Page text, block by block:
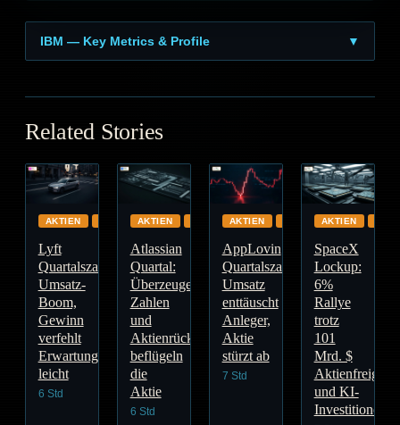
IBM — Key Metrics & Profile ▼
Related Stories
AKTIEN GLOBAL
Lyft
Quartalszahlen:
Umsatz-
Boom,
Gewinn
verfehlt
Erwartungen
leicht
6 Std
AKTIEN
Atlassian
Quartal:
Überzeugende
Zahlen
und
Aktienrückkauf
beflügeln
die
Aktie
6 Std
AKTIEN GLOBAL
AppLovin
Quartalszahlen:
Umsatz
enttäuscht
Anleger,
Aktie
stürzt ab
7 Std
AKTIEN
SpaceX
Lockup:
6%
Rallye
trotz
101
Mrd. $
Aktienfreigabe
und KI-
Investitionen